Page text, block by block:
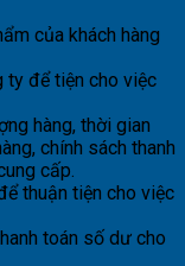
của khách hàng
ty để tiện cho việc
hàng, thời gian
chính sách thanh
cấp.
thuận tiện cho việc
toán số dư cho